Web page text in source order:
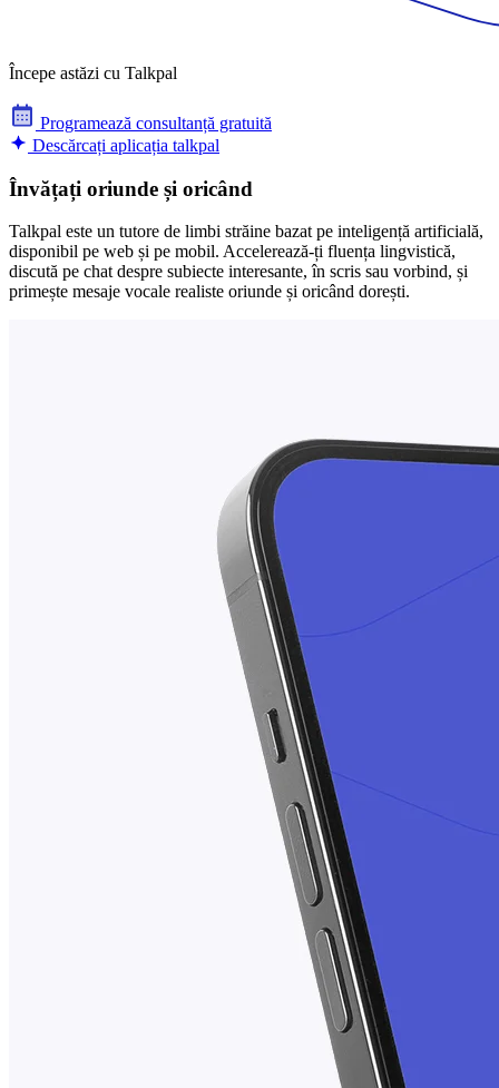
Începe astăzi cu Talkpal
Programează consultanță gratuită
Descărcați aplicația talkpal
Învățați oriunde și oricând
Talkpal este un tutore de limbi străine bazat pe inteligență artificială,
disponibil pe web și pe mobil. Accelerează-ți fluența lingvistică,
discută pe chat despre subiecte interesante, în scris sau vorbind, și
primește mesaje vocale realiste oriunde și oricând dorești.